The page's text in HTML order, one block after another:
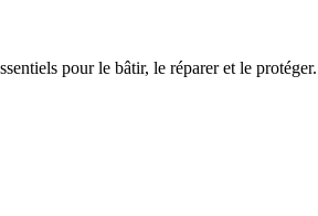
pour le bâtir, le réparer et le